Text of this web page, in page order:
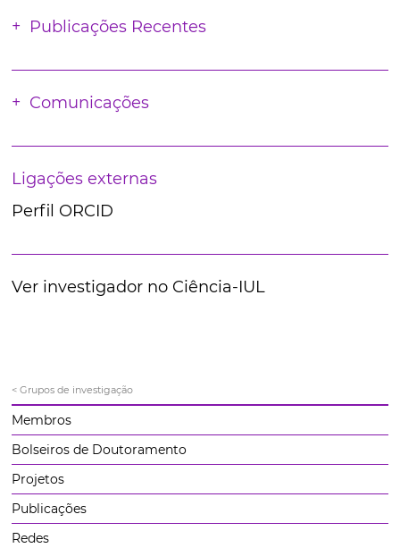
Publicações Recentes
Comunicações
Ligações externas
Perfil ORCID
Ver investigador no Ciência-IUL
< Grupos de investigação
Membros
Bolseiros de Doutoramento
Projetos
Publicações
Redes